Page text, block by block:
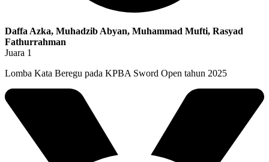
Daffa Azka, Muhadzib Abyan, Muhammad Mufti, Rasyad
Fathurrahman
Juara 1
Lomba Kata Beregu pada KPBA Sword Open tahun 2025